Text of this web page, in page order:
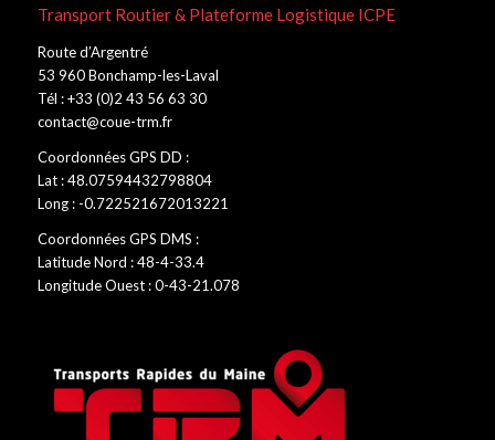
Transport Routier & Plateforme Logistique ICPE
Route d’Argentré
53 960 Bonchamp-les-Laval
Tél : +33 (0)2 43 56 63 30
contact@coue-trm.fr
Coordonnées GPS DD :
Lat : 48.07594432798804
Long : -0.722521672013221
Coordonnées GPS DMS :
Latitude Nord : 48-4-33.4
Longitude Ouest : 0-43-21.078